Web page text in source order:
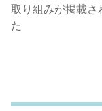
取り組みが掲載さ
た